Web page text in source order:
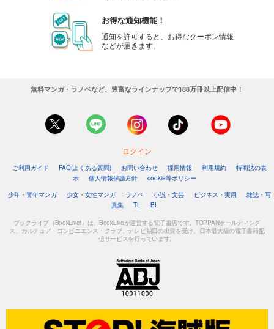
お得な通知機能！
通知を許可すると、お得なクーポン情報
などが届きます。
無料マンガ・ラノベなど、豊富なラインナップで188万冊以上配信中！
ログイン
ご利用ガイド FAQ(よくある質問) お問い合わせ 採用情報 利用規約
特商法の表
示
個人情報保護方針
cookie等ポリシー
少年・青年マンガ
少女・女性マンガ ラノベ 小説・文芸 ビジネス・実用
雑誌・写
真集
TL BL
ブックライブ（BookLive!）は、BookLiveが運営する電子書店です。TOPPANホールディング
ス、カルチュア・コンビニエンス・クラブ、テレビ朝日の出資を受け、日本最大級の電子書籍配
信サービスを行っています。